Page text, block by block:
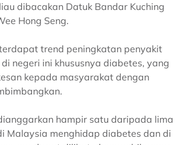
dibacakan Datuk Bandar Kuching
Hong Seng.
trend peningkatan penyakit
negeri ini khususnya diabetes, yang
kepada masyarakat dengan
hampir satu daripada lima
Malaysia menghidap diabetes dan di